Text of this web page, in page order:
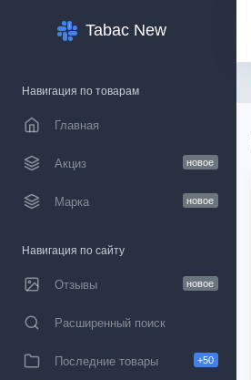
Tabac New
Навигация по товарам
Главная
Акциз новое
Марка новое
Навигация по сайту
Отзывы новое
Расширенный поиск
Последние товары +50